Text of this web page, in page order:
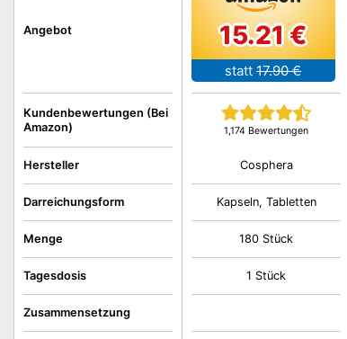
Kundenbewertungen (Bei
Amazon)
Angebot
Hersteller
Darreichungsform
Menge
Tagesdosis
Zusammensetzung
1,174 Bewertungen
15.21 €
statt 17.90 €
Cosphera
Kapseln, Tabletten
180 Stück
1 Stück